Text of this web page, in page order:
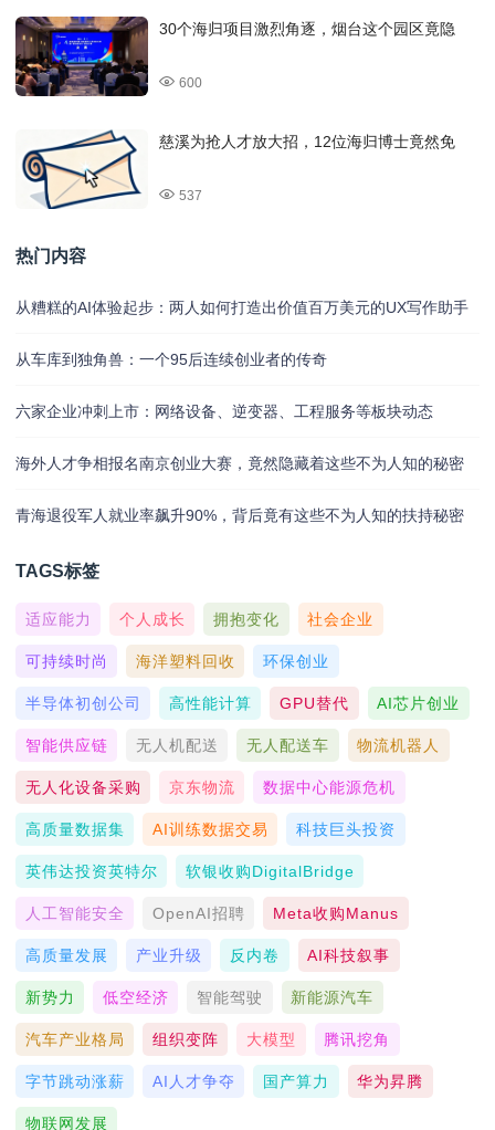
30个海归项目激烈角逐，烟台这个园区竟隐
600
慈溪为抢人才放大招，12位海归博士竟然免
537
热门内容
从糟糕的AI体验起步：两人如何打造出价值百万美元的UX写作助手
从车库到独角兽：一个95后连续创业者的传奇
六家企业冲刺上市：网络设备、逆变器、工程服务等板块动态
海外人才争相报名南京创业大赛，竟然隐藏着这些不为人知的秘密
青海退役军人就业率飙升90%，背后竟有这些不为人知的扶持秘密
TAGS标签
适应能力 个人成长 拥抱变化 社会企业
可持续时尚 海洋塑料回收 环保创业
半导体初创公司 高性能计算 GPU替代 AI芯片创业
智能供应链 无人机配送 无人配送车 物流机器人
无人化设备采购 京东物流 数据中心能源危机
高质量数据集 AI训练数据交易 科技巨头投资
英伟达投资英特尔 软银收购DigitalBridge
人工智能安全 OpenAI招聘 Meta收购Manus
高质量发展 产业升级 反内卷 AI科技叙事
新势力 低空经济 智能驾驶 新能源汽车
汽车产业格局 组织变阵 大模型 腾讯挖角
字节跳动涨薪 AI人才争夺 国产算力 华为昇腾
物联网发展